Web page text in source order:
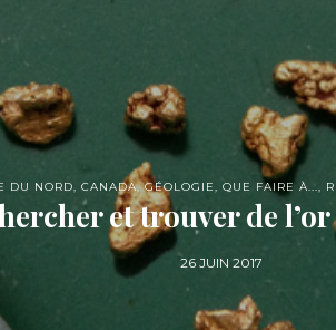
DU NORD, CANADA,GÉOLOGIE, QUE FAIRE À...,
et trouver de
26 JUIN 2017